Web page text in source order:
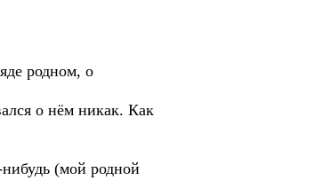
родном, о
о нём никак. Как
(мой родной